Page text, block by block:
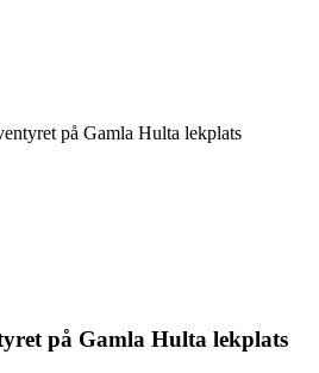
på Gamla Hulta lekplats
på Gamla Hulta lekplats